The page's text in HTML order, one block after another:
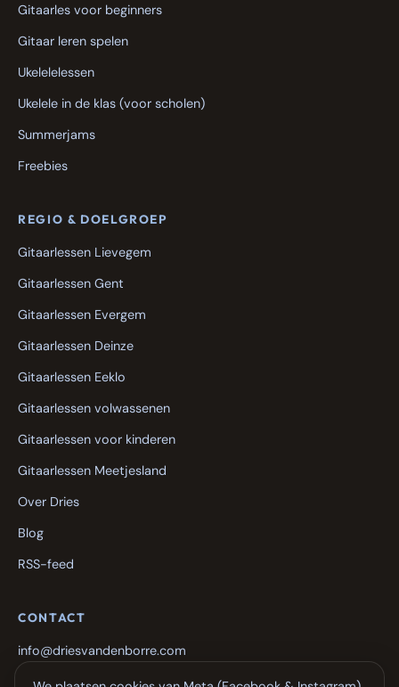
Gitaarles voor beginners
Gitaar leren spelen
Ukelelelessen
Ukelele in de klas (voor scholen)
Summerjams
Freebies
REGIO & DOELGROEP
Gitaarlessen Lievegem
Gitaarlessen Gent
Gitaarlessen Evergem
Gitaarlessen Deinze
Gitaarlessen Eeklo
Gitaarlessen volwassenen
Gitaarlessen voor kinderen
Gitaarlessen Meetjesland
Over Dries
Blog
RSS-feed
CONTACT
info@driesvandenborre.com
+32 498 39 73 54